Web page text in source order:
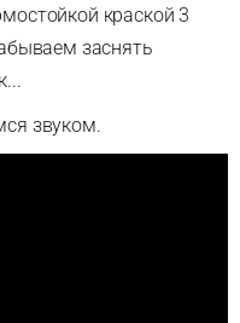
краской 3
заснять
звуком.